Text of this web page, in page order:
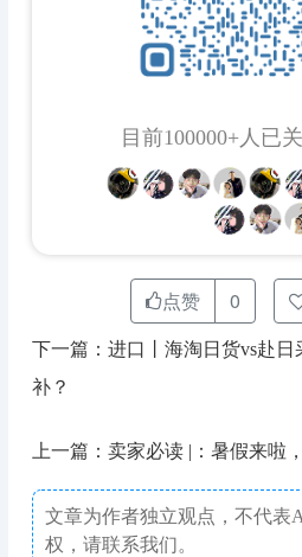
目前100000+人已
点赞 0
下一篇：进口丨海淘日货vs赴
补？
上一篇：卖家必读 |：暑假来啦
文章为作者独立观点，不代表
权，请联系我们。